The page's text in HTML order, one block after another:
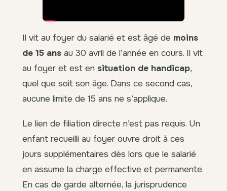
Il vit au foyer du salarié et est âgé de moins
de 15 ans au 30 avril de l’année en cours. Il vit
au foyer et est en situation de handicap,
quel que soit son âge. Dans ce second cas,
aucune limite de 15 ans ne s’applique.
Le lien de filiation directe n’est pas requis. Un
enfant recueilli au foyer ouvre droit à ces
jours supplémentaires dès lors que le salarié
en assume la charge effective et permanente.
En cas de garde alternée, la jurisprudence